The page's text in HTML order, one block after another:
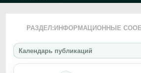
РАЗДЕЛ: ИНФОРМАЦИОННЫЕ
Календарь публикаций